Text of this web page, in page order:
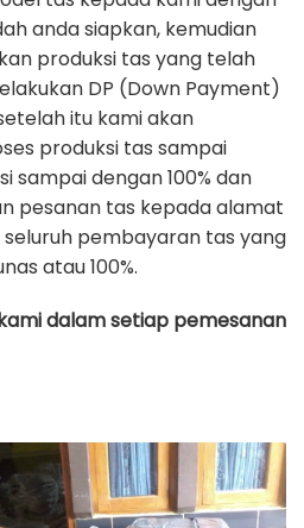
anda siapkan, kemudian
produksi tas yang telah
DP (Down Payment)
itu kami akan
produksi tas sampai
sampai dengan 100% dan
pesanan tas kepada alamat
pembayaran tas yang
atau 100%.
dalam setiap pemesanan